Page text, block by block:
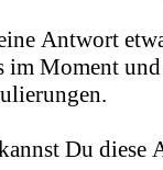
Antwort
im Moment
Du